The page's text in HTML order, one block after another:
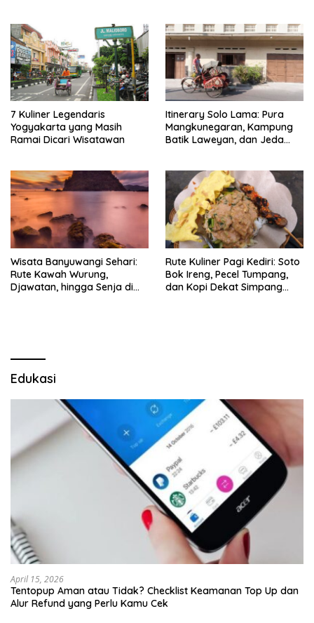
7 Kuliner Legendaris
Yogyakarta yang Masih
Ramai Dicari Wisatawan
Itinerary Solo Lama: Pura
Mangkunegaran, Kampung
Batik Laweyan, dan Jeda
Wisata Banyuwangi Sehari:
Rute Kawah Wurung,
Djawatan, hingga Senja di
Rute Kuliner Pagi Kediri: Soto
Bok Ireng, Pecel Tumpang,
dan Kopi Dekat Simpang
Edukasi
April 15, 2026
Tentopup Aman atau Tidak? Checklist Keamanan Top Up dan
Alur Refund yang Perlu Kamu Cek